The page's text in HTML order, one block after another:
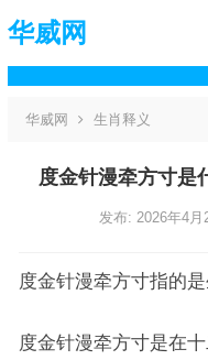
华威网
华威网 生肖释义
度金针漫牵方寸是
发布: 2026年4月
度金针漫牵方寸指的
度金针漫牵方寸是在